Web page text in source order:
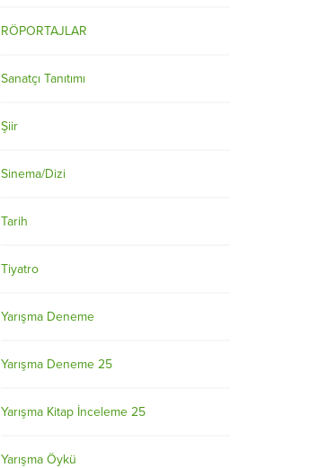
RÖPORTAJLAR
Sanatçı Tanıtımı
Şiir
Sinema/Dizi
Tarih
Tiyatro
Yarışma Deneme
Yarışma Deneme 25
Yarışma Kitap İnceleme 25
Yarışma Öykü